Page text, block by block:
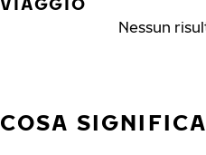
Nessun
COSA